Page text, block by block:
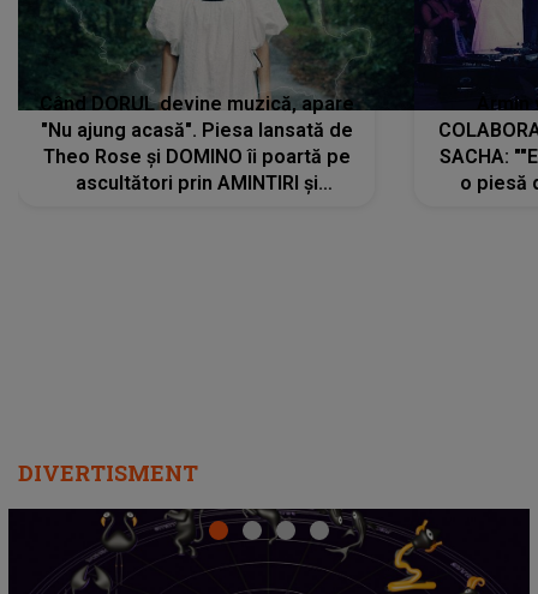
Când DORUL devine muzică, apare
"Nu ajung acasă". Piesa lansată de
Theo Rose și DOMINO îi poartă pe
ascultători prin AMINTIRI și
SACHA:
o piesă
DIVERTISMENT